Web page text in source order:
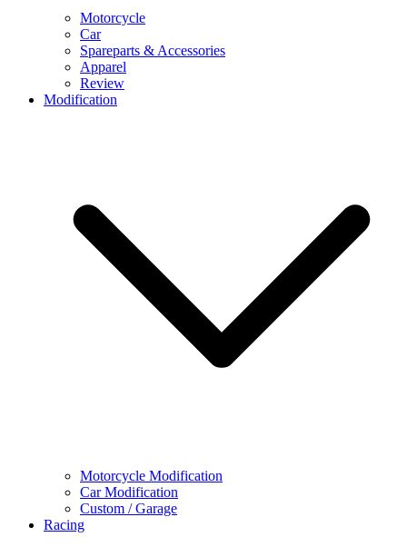
Motorcycle
Car
Spareparts & Accessories
Apparel
Review
Modification
Motorcycle Modification
Car Modification
Custom / Garage
Racing